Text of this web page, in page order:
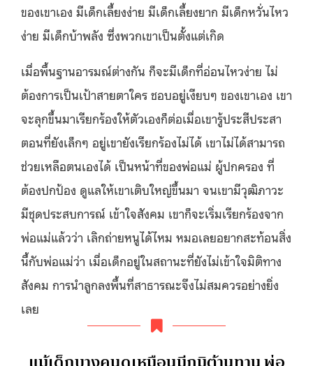
ของเขาเอง มีเด็กเลี้ยงง่าย มีเด็กเลี้ยงยาก มีเด็กหวั่นไหว
ง่าย มีเด็กบ้าพลัง ซึ่งพวกเขาเป็นตั้งแต่เกิด
เมื่อพื้นฐานอารมณ์ต่างกัน ก็จะมีเด็กที่อ่อนไหวง่าย ไม่
ต้องการเป็นเป้าสายตาใคร ชอบอยู่เงียบๆ ของเขาเอง เขา
จะลุกขึ้นมาเรียกร้องให้ตัวเองก็ต่อเมื่อเขารู้ประสีประสา
ตอนที่ยังเล็กๆ อยู่เขายังเรียกร้องไม่ได้ เขาไม่ได้สามารถ
ช่วยเหลือตนเองได้ เป็นหน้าที่ของพ่อแม่ ผู้ปกครอง ที่
ต้องปกป้อง ดูแลให้เขาเติบใหญ่ขึ้นมา จนเขามีวุฒิภาวะ
มีชุดประสบการณ์ เข้าใจสังคม เขาก็จะเริ่มเรียกร้องจาก
พ่อแม่แล้วว่า เลิกถ่ายหนูได้ไหม หมอเลยอยากสะท้อนสิ่ง
นี้กับพ่อแม่ว่า เมื่อเด็กอยู่ในสถานะที่ยังไม่เข้าใจมิติทาง
สังคม การนำลูกลงพื้นที่สาธารณะจึงไม่สมควรอย่างยิ่ง
เลย